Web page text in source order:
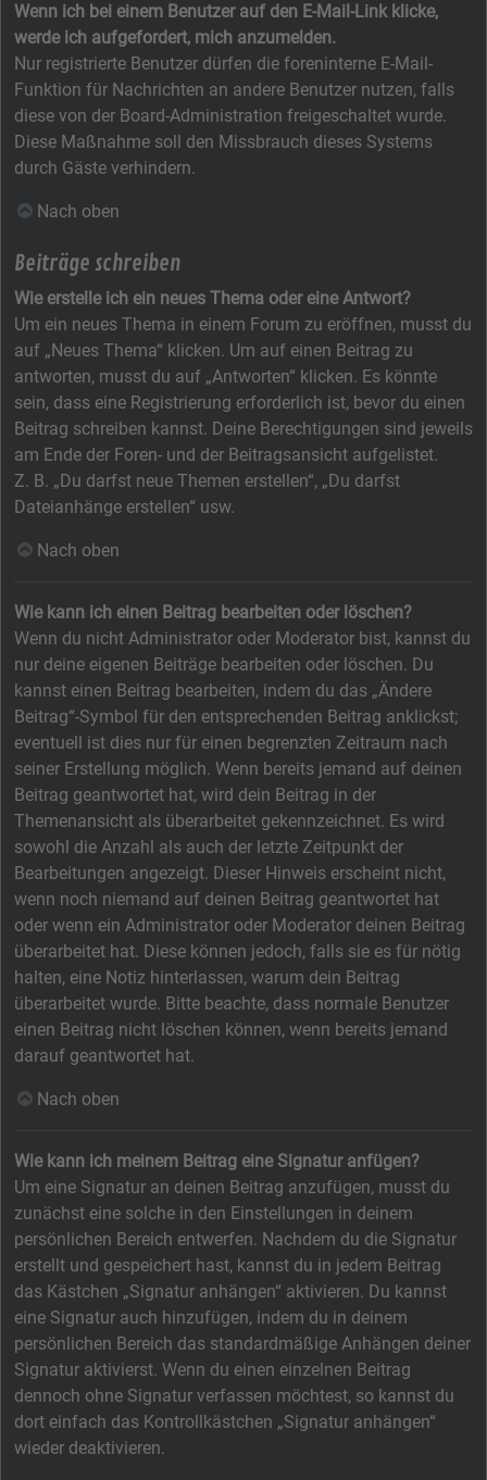
Wenn ich bei einem Benutzer auf den E-Mail-Link klicke,
werde ich aufgefordert, mich anzumelden.
Nur registrierte Benutzer dürfen die foreninterne E-Mail-
Funktion für Nachrichten an andere Benutzer nutzen, falls
diese von der Board-Administration freigeschaltet wurde.
Diese Maßnahme soll den Missbrauch dieses Systems
durch Gäste verhindern.
Nach oben
Beiträge schreiben
Wie erstelle ich ein neues Thema oder eine Antwort?
Um ein neues Thema in einem Forum zu eröffnen, musst du
auf „Neues Thema“ klicken. Um auf einen Beitrag zu
antworten, musst du auf „Antworten“ klicken. Es könnte
sein, dass eine Registrierung erforderlich ist, bevor du einen
Beitrag schreiben kannst. Deine Berechtigungen sind jeweils
am Ende der Foren- und der Beitragsansicht aufgelistet.
Z. B. „Du darfst neue Themen erstellen“, „Du darfst
Dateianhänge erstellen“ usw.
Nach oben
Wie kann ich einen Beitrag bearbeiten oder löschen?
Wenn du nicht Administrator oder Moderator bist, kannst du
nur deine eigenen Beiträge bearbeiten oder löschen. Du
kannst einen Beitrag bearbeiten, indem du das „Ändere
Beitrag“-Symbol für den entsprechenden Beitrag anklickst;
eventuell ist dies nur für einen begrenzten Zeitraum nach
seiner Erstellung möglich. Wenn bereits jemand auf deinen
Beitrag geantwortet hat, wird dein Beitrag in der
Themenansicht als überarbeitet gekennzeichnet. Es wird
sowohl die Anzahl als auch der letzte Zeitpunkt der
Bearbeitungen angezeigt. Dieser Hinweis erscheint nicht,
wenn noch niemand auf deinen Beitrag geantwortet hat
oder wenn ein Administrator oder Moderator deinen Beitrag
überarbeitet hat. Diese können jedoch, falls sie es für nötig
halten, eine Notiz hinterlassen, warum dein Beitrag
überarbeitet wurde. Bitte beachte, dass normale Benutzer
einen Beitrag nicht löschen können, wenn bereits jemand
darauf geantwortet hat.
Nach oben
Wie kann ich meinem Beitrag eine Signatur anfügen?
Um eine Signatur an deinen Beitrag anzufügen, musst du
zunächst eine solche in den Einstellungen in deinem
persönlichen Bereich entwerfen. Nachdem du die Signatur
erstellt und gespeichert hast, kannst du in jedem Beitrag
das Kästchen „Signatur anhängen“ aktivieren. Du kannst
eine Signatur auch hinzufügen, indem du in deinem
persönlichen Bereich das standardmäßige Anhängen deiner
Signatur aktivierst. Wenn du einen einzelnen Beitrag
dennoch ohne Signatur verfassen möchtest, so kannst du
dort einfach das Kontrollkästchen „Signatur anhängen“
wieder deaktivieren.